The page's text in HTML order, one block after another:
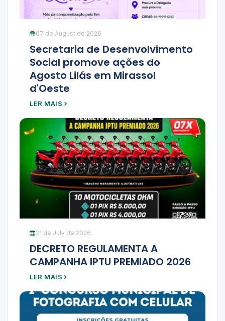
07 de August de 2026
Secretaria de Desenvolvimento
Social promove ações do
Agosto Lilás em Mirassol
d'Oeste
LER MAIS
21 de July de 2026
DECRETO REGULAMENTA A
CAMPANHA IPTU PREMIADO 2026
LER MAIS